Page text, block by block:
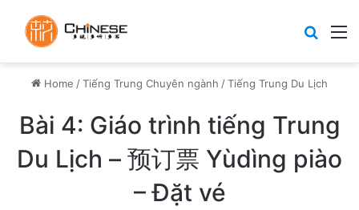
Home /Tiếng Trung Chuyên ngành /Tiếng Trung Du Lịch
Bài 4: Giáo trình tiếng Trung
Du Lịch – 预订票 Yùdìng piào
– Đặt vé